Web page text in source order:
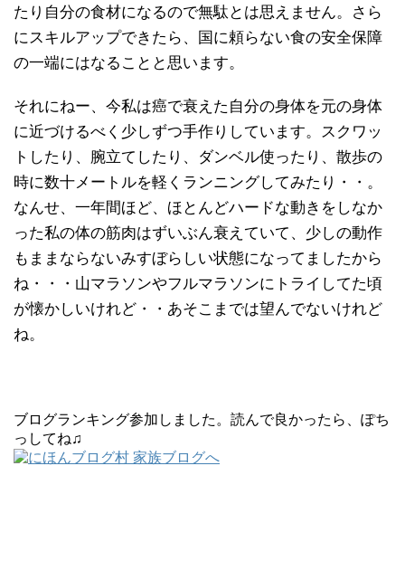
たり自分の食材になるので無駄とは思えません。さら
にスキルアップできたら、国に頼らない食の安全保障
の一端にはなることと思います。
それにねー、今私は癌で衰えた自分の身体を元の身体
に近づけるべく少しずつ手作りしています。スクワッ
トしたり、腕立てしたり、ダンベル使ったり、散歩の
時に数十メートルを軽くランニングしてみたり・・。
なんせ、一年間ほど、ほとんどハードな動きをしなか
った私の体の筋肉はずいぶん衰えていて、少しの動作
もままならないみすぼらしい状態になってましたから
ね・・・山マラソンやフルマラソンにトライしてた頃
が懐かしいけれど・・あそこまでは望んでないけれど
ね。
ブログランキング参加しました。読んで良かったら、ぽち
っしてね♫